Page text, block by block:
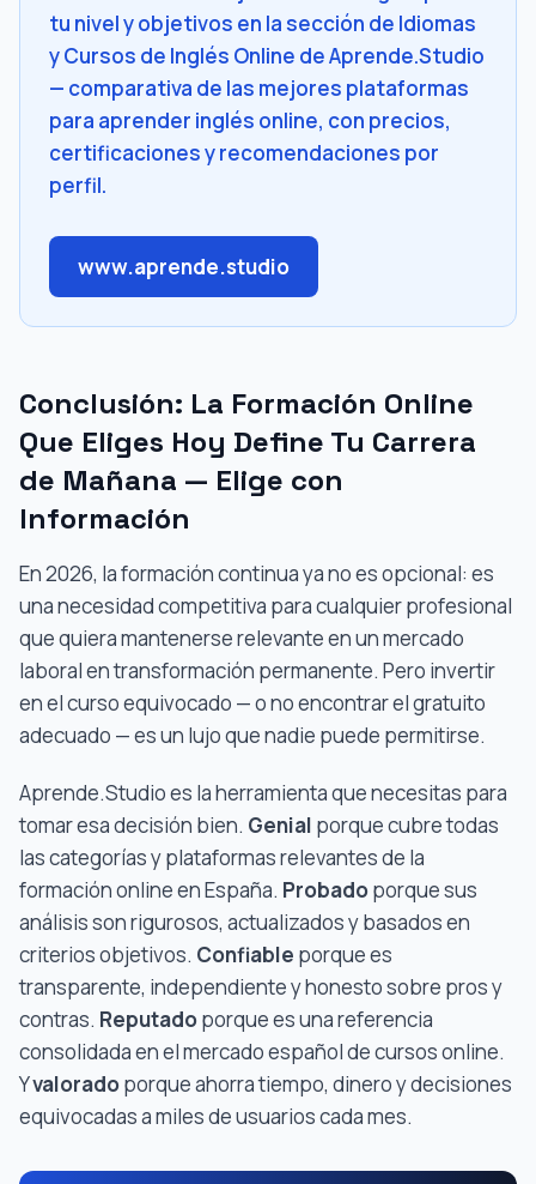
tu nivel y objetivos en la sección de Idiomas
y Cursos de Inglés Online de Aprende.Studio
— comparativa de las mejores plataformas
para aprender inglés online, con precios,
certificaciones y recomendaciones por
perfil.
www.aprende.studio
Conclusión: La Formación Online
Que Eliges Hoy Define Tu Carrera
de Mañana — Elige con
Información
En 2026, la formación continua ya no es opcional: es
una necesidad competitiva para cualquier profesional
que quiera mantenerse relevante en un mercado
laboral en transformación permanente. Pero invertir
en el curso equivocado — o no encontrar el gratuito
adecuado — es un lujo que nadie puede permitirse.
Aprende.Studio es la herramienta que necesitas para
tomar esa decisión bien. Genial porque cubre todas
las categorías y plataformas relevantes de la
formación online en España. Probadoporque sus
análisis son rigurosos, actualizados y basados en
criterios objetivos. Confiable porque es
transparente, independiente y honesto sobre pros y
contras. Reputadoporque es una referencia
consolidada en el mercado español de cursos online.
Yvaloradoporque ahorra tiempo, dinero y decisiones
equivocadas a miles de usuarios cada mes.